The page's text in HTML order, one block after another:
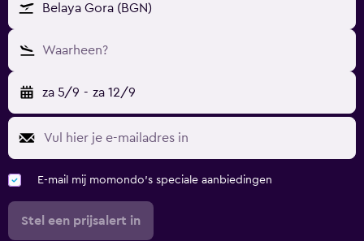
Belaya Gora (BGN)
Waarheen?
za 5/9 - za 12/9
E-mail mij momondo's speciale aanbiedingen
Stel een prijsalert in